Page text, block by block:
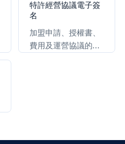
特許經營協議電子簽
名
加盟申請、授權書、
費用及運營協議的電